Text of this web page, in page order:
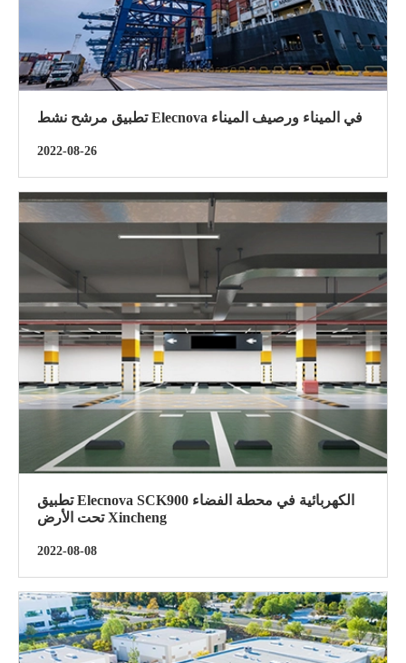
تطبيق مرشح نشط Elecnova في الميناء ورصيف الميناء
2022-08-26
تطبيق Elecnova SCK900 الكهربائية في محطة الفضاء
تحت الأرض Xincheng
2022-08-08